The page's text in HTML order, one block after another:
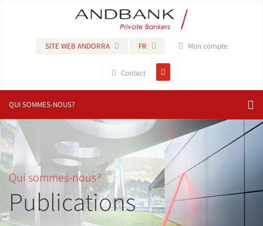
SITE WEB ANDORRA FR Mon compte
Contact
QUI SOMMES-NOUS?
Qui sommes-nous?
Publications